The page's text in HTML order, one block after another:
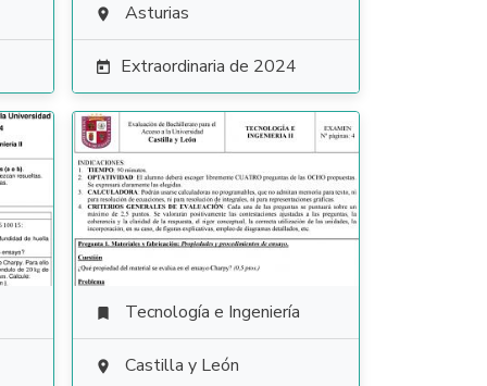
 Asturias
 Extraordinaria de 2024
 Tecnología e Ingeniería
 Castilla y León